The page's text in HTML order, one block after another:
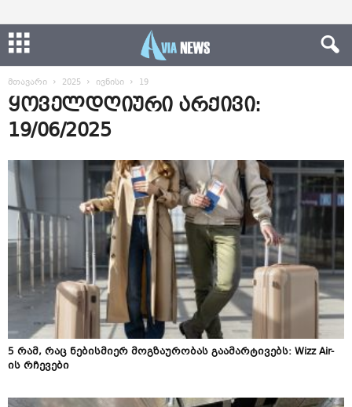
მთავარი 2025 ივნისი 19
ყოველდღიური არქივი:
19/06/2025
5 რამ, რაც ნებისმიერ მოგზაურობას გაამარტივებს: Wizz Air-
ის რჩევები